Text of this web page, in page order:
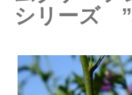
シリーズ ”